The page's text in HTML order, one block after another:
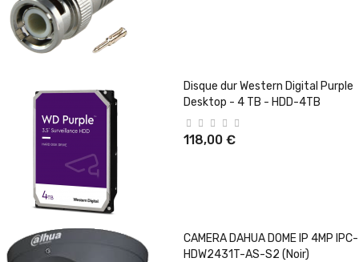
Disque dur Western Digital Purple
Desktop - 4 TB - HDD-4TB
118,00 €
CAMERA DAHUA DOME IP 4MP IPC-
HDW2431T-AS-S2 (Noir)